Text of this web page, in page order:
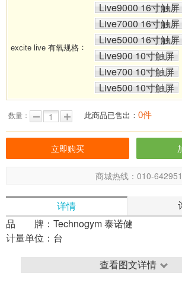
excite live 有氧规格 ：
Live9000 16寸触屏
Live7000 16寸触屏
Live5000 16寸触屏
Live900 10寸触屏
Live700 10寸触屏
Live500 10寸触屏
数量： 此商品已售出： 0件
商城热线：010-
详情
品 牌： Technogym 泰诺健
计量单位： 台
查看图文详情